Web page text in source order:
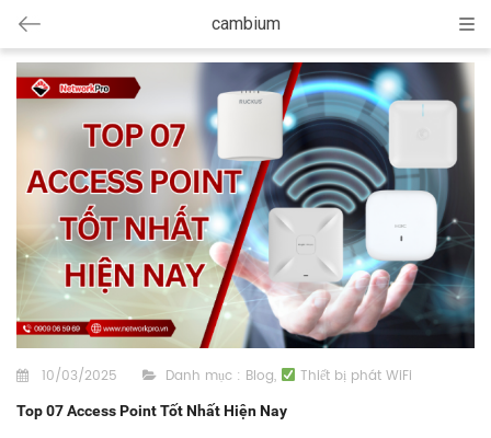
cambium
10/03/2025 Danh mục : Blog, Thiết bị phát WiFi
Top 07 Access Point Tốt Nhất Hiện Nay